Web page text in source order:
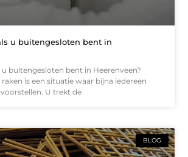
u buitengesloten bent in
u buitengesloten bent in Heerenveen?
is een situatie waar bijna iedereen
U trekt de
BLOG